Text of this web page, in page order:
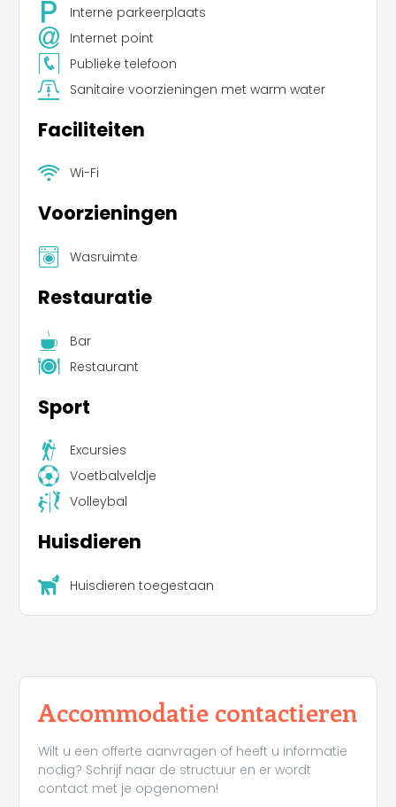
Interne parkeerplaats
Internet point
Publieke telefoon
Sanitaire voorzieningen met warm water
Faciliteiten
Wi-Fi
Voorzieningen
Wasruimte
Restauratie
Bar
Restaurant
Sport
Excursies
Voetbalveldje
Volleybal
Huisdieren
Huisdieren toegestaan
Accommodatie contactieren
Wilt u een offerte aanvragen of heeft u informatie
nodig? Schrijf naar de structuur en er wordt
contact met je opgenomen!